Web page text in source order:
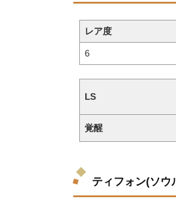
レア度
6
LS
覚醒
ティフォン(ソウ